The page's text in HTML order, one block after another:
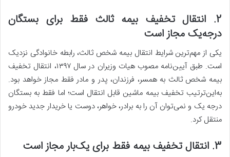
2. انتقال تخفیف بیمه ثالث فقط برای بستگان
درجه‌یک مجاز است
یکی از مهم‌ترین شرایط انتقال بیمه شخص ثالث، رابطه خانوادگی نزدیک
است. طبق آیین‌نامه مصوب هیات وزیران در سال ۱۳۹۷، انتقال تخفیف
بیمه شخص ثالث به همسر، فرزندان، پدر و مادر فقط مجاز خواهد بود.
به‌این‌ترتیب تخفیف بیمه ماشین قابل انتقال است؛ اما فقط به بستگان
درجه یک و نمی‌توان آن را به برادر، خواهر، دوست یا خریدار جدید خودرو
منتقل کرد.
3. انتقال تخفیف بیمه فقط برای یک‌بار مجاز است